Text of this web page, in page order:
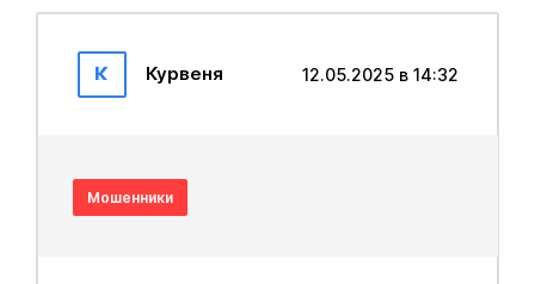
К Курвеня 12.05.2025 в 14:32
Мошенники